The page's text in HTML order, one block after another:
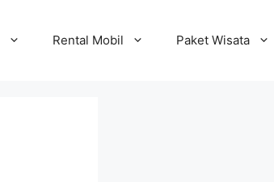
Rental Mobil Paket Wisata